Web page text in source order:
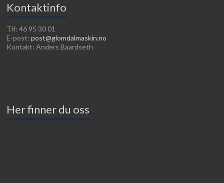
Kontaktinfo
Tlf: 46 95 30 01
E-post:post@glomdalmaskin.no
Kontakt: Anders Baardseth
Her finner du oss